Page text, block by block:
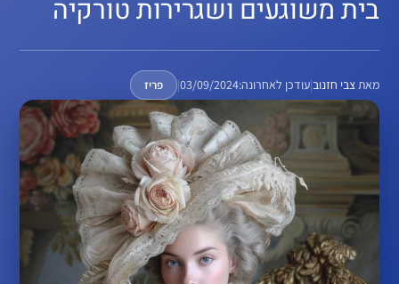
בית משוגעים ושגרירות טורקיה
מאתצבי חזנוב|עודכן לאחרונה:03/09/2024
| פריז